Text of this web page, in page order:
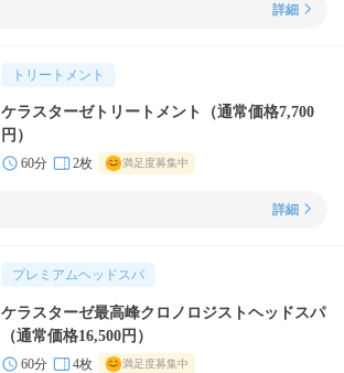
詳細
トリートメント
ケラスターゼトリートメント（通常価格7,700
円）
60分 2枚 満足度募集中
詳細
プレミアムヘッドスパ
ケラスターゼ最高峰クロノロジストヘッドスパ
（通常価格16,500円）
60分 4枚 満足度募集中